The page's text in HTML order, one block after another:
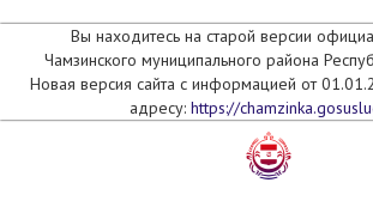
Вы находитесь на старой версии
Чамзинского муниципального района
Новая версия сайта с информацией от
адресу: https://